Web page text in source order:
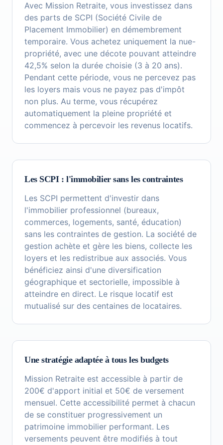
Avec Mission Retraite, vous investissez dans
des parts de SCPI (Société Civile de
Placement Immobilier) en démembrement
temporaire. Vous achetez uniquement la nue-
propriété, avec une décote pouvant atteindre
42,5% selon la durée choisie (3 à 20 ans).
Pendant cette période, vous ne percevez pas
les loyers mais vous ne payez pas d'impôt
non plus. Au terme, vous récupérez
automatiquement la pleine propriété et
commencez à percevoir les revenus locatifs.
Les SCPI : l'immobilier sans les contraintes
Les SCPI permettent d'investir dans
l'immobilier professionnel (bureaux,
commerces, logements, santé, éducation)
sans les contraintes de gestion. La société de
gestion achète et gère les biens, collecte les
loyers et les redistribue aux associés. Vous
bénéficiez ainsi d'une diversification
géographique et sectorielle, impossible à
atteindre en direct. Le risque locatif est
mutualisé sur des centaines de locataires.
Une stratégie adaptée à tous les budgets
Mission Retraite est accessible à partir de
200€ d'apport initial et 50€ de versement
mensuel. Cette accessibilité permet à chacun
de se constituer progressivement un
patrimoine immobilier performant. Les
versements peuvent être modifiés à tout